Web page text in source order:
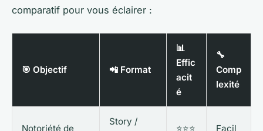
comparatif pour vous éclairer :
🎯 Objectif 📲 Format
📊
Effic
acit
é
🔧
Comp
lexité
Notoriété de
Story /
⭐⭐⭐ Facil